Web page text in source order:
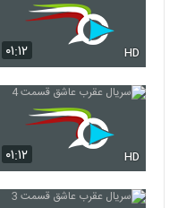
۰۱:۱۲ HD
۰۱:۱۲ HD